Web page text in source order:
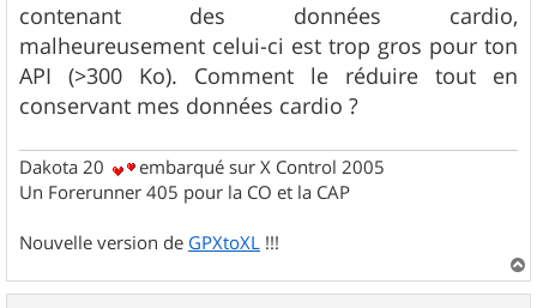
contenant des données cardio,
malheureusement celui-ci est trop gros pour ton
API (>300 Ko). Comment le réduire tout en
conservant mes données cardio ?
Dakota 20
embarqué sur X Control 2005
Un Forerunner 405 pour la CO et la CAP
Nouvelle version de GPXtoXL !!!
a